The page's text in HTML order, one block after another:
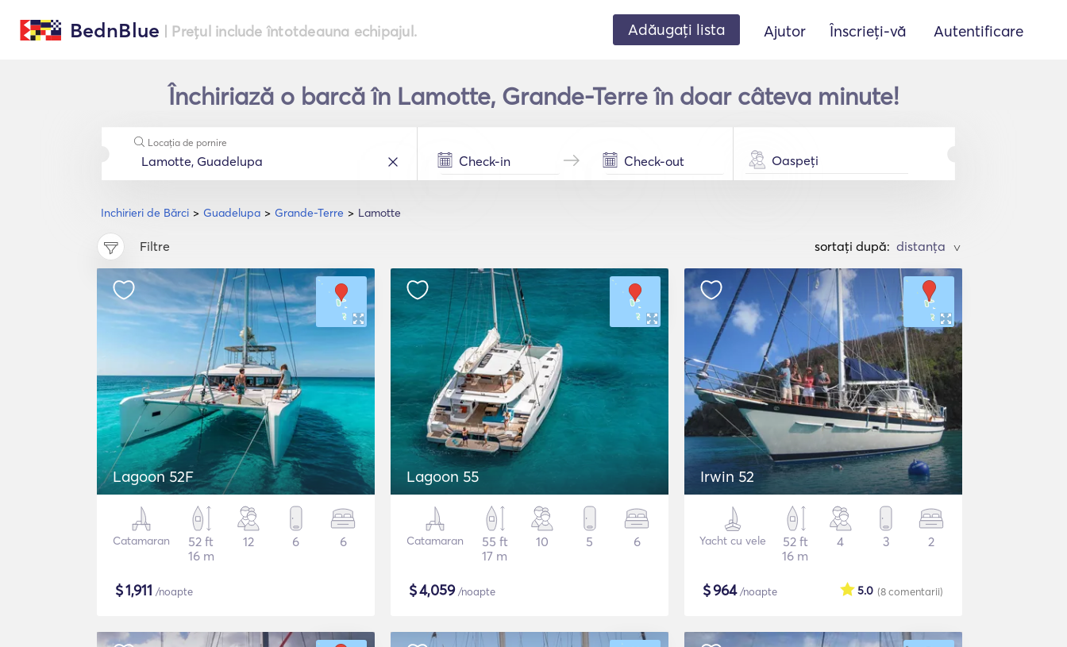
BednBlue | Prețul include întotdeauna echipajul. Adăugați lista Ajutor Înscrieți-vă Autentificare
Închiriază o barcă în Lamotte, Grande-Terre în doar câteva minute!
Inchirieri de Bărci Guadelupa Grande-Terre Lamotte
Locația de pornire
Oaspeți
Filtre sortați după: >
Lagoon 52F
Catamaran
52 ft
16 m
12 6 6
$1,911 /noapte
Lagoon 55
Catamaran
55 ft
17 m
10 5 6
$4,059/noapte
Irwin 52
Yacht cu vele
52 ft
16 m
4 3 2
$964/noapte (8comentarii)
5.0